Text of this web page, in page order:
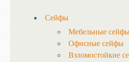
Сейфы
Мебельные
Офисные сейфы
Взломостойкие